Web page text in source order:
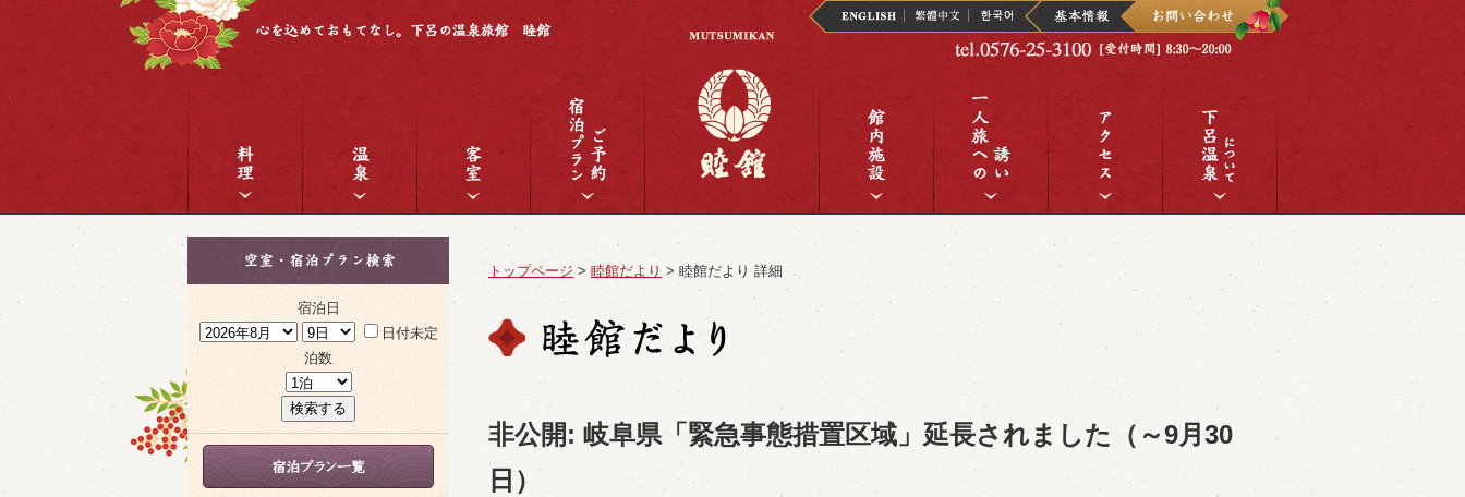
トップページ > 睦館だより > 睦館だより 詳細
非公開: 岐阜県「緊急事態措置区域」延長されました（～9月30
日）
宿泊日
日付未定
泊数
検索する